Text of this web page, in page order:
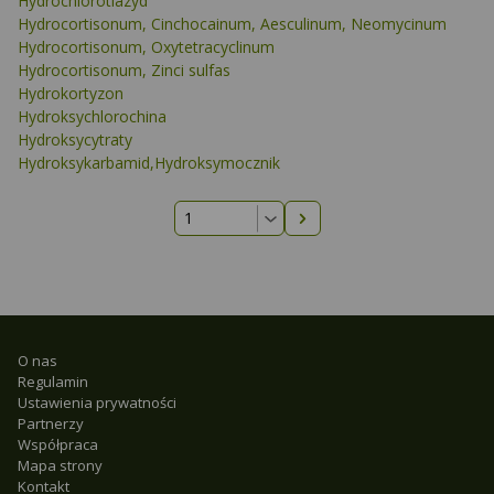
Hydrocortisonum, Cinchocainum, Aesculinum, Neomycinum
Hydrocortisonum, Oxytetracyclinum
Hydrocortisonum, Zinci sulfas
Hydrokortyzon
Hydroksychlorochina
Hydroksycytraty
Hydroksykarbamid,Hydroksymocznik
Następna strona
O nas
Regulamin
Ustawienia prywatności
Partnerzy
Współpraca
Mapa strony
Kontakt